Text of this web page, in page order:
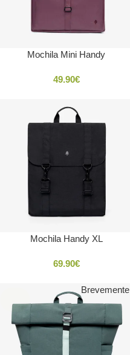
Mochila Mini Handy
49.90€
Mochila Handy XL
69.90€
OUT
Brevemente